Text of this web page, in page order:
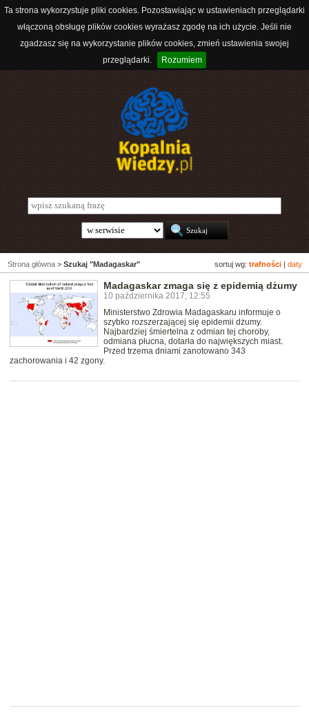
Ta strona wykorzystuje pliki cookies. Pozostawiając w ustawieniach przeglądarki
włączoną obsługę plików cookies wyrażasz zgodę na ich użycie. Jeśli nie
zgadzasz się na wykorzystanie plików cookies, zmień ustawienia swojej
przeglądarki.
Rozumiem
sortuj wg: trafności daty
Strona główna > Szukaj "Madagaskar"
Madagaskar zmaga się z epidemią dżumy
10 października 2017, 12:55
Ministerstwo Zdrowia Madagaskaru informuje o
szybko rozszerzającej się epidemii dżumy.
Najbardziej śmiertelna z odmian tej choroby,
odmiana płucna, dotarła do największych miast.
Przed trzema dniami zanotowano 343
zachorowania i 42 zgony.